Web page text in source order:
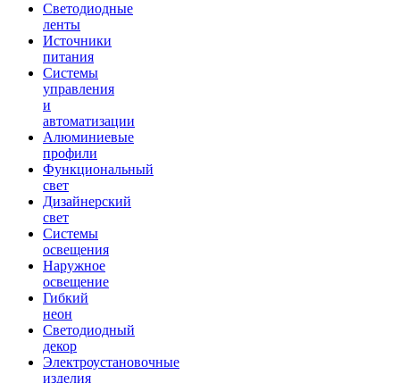
Светодиодные
ленты
Источники
питания
Системы
управления
и
автоматизации
Алюминиевые
профили
Функциональный
свет
Дизайнерский
свет
Системы
освещения
Наружное
освещение
Гибкий
неон
Светодиодный
декор
Электроустановочные
изделия